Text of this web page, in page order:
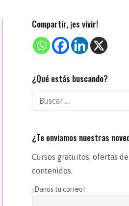
Compartir, ¡es vivir!
¿Qué estás buscando?
¿Te enviamos nuestras
Cursos gratuitos, ofertas
contenidos.
¡Danos tu correo!